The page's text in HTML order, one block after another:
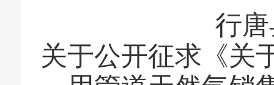
行
关于公开征求《关